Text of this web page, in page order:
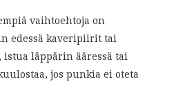
vaihtoehtoja on
edessä kaveripiirit tai
läppärin ääressä tai
jos punkia ei oteta